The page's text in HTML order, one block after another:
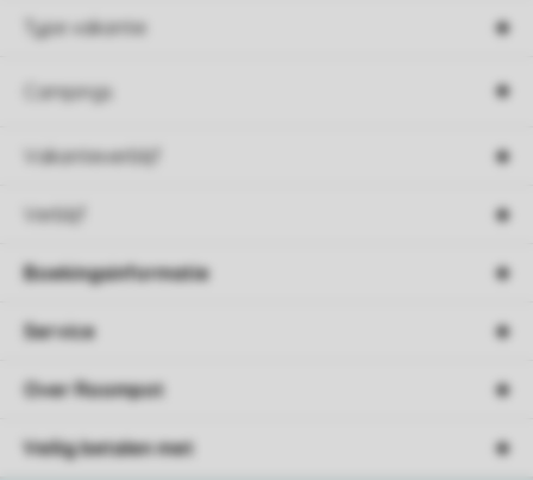
Type vakantie
Campings
Vakantieverblijf
Verblijf
Boekingsinformatie
Service
Over Roompot
Veilig betalen met